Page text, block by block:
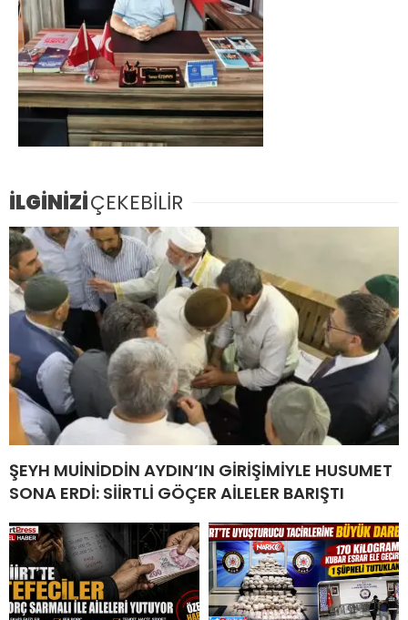
İLGİNİZİÇEKEBİLİR
ŞEYH MUİNİDDİN AYDIN’IN GİRİŞİMİYLE HUSUMET
SONA ERDİ: SİİRTLİ GÖÇER AİLELER BARIŞTI